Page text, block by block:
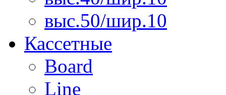
выс.50/шир.10
Кассетные
Board
Line